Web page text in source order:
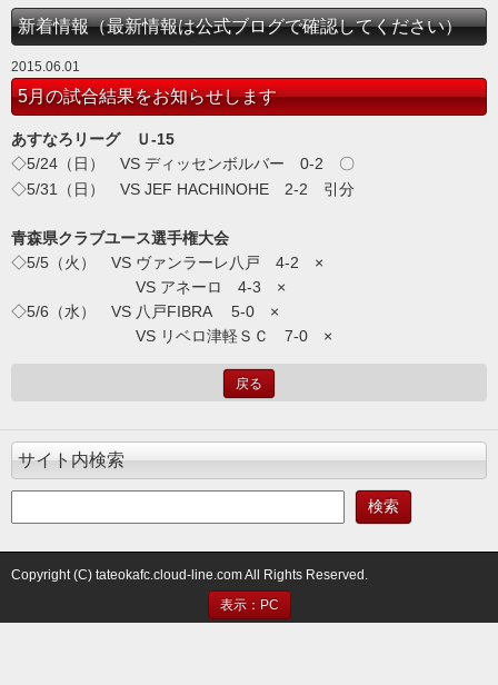
新着情報（最新情報は公式ブログで確認してください）
2015.06.01
5月の試合結果をお知らせします
あすなろリーグ Ｕ-15
◇5/24（日） VS ディッセンボルバー 0-2 〇
◇5/31（日） VS JEF HACHINOHE 2-2 引分
青森県クラブユース選手権大会
◇5/5（火） VS ヴァンラーレ八戸 4-2 ×
VS アネーロ 4-3 ×
◇5/6（水） VS 八戸FIBRA 5-0 ×
VS リベロ津軽ＳＣ 7-0 ×
戻る
サイト内検索
Copyright (C) tateokafc.cloud-line.com All Rights Reserved.
表示：PC